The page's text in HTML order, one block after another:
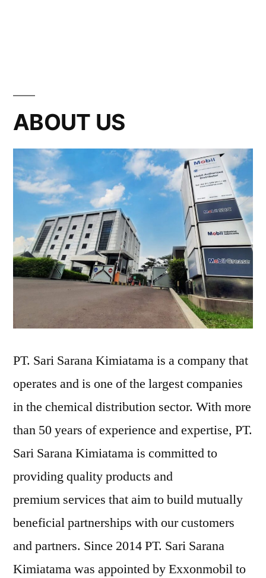
ABOUT US
PT. Sari Sarana Kimiatama is a company that
operates and is one of the largest companies
in the chemical distribution sector. With more
than 50 years of experience and expertise, PT.
Sari Sarana Kimiatama is committed to
providing quality products and
premium services that aim to build mutually
beneficial partnerships with our customers
and partners. Since 2014 PT. Sari Sarana
Kimiatama was appointed by Exxonmobil to